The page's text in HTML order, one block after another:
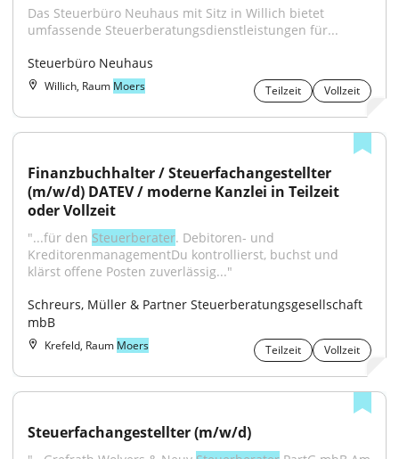
Das Steuerbüro Neuhaus mit Sitz in Willich bietet
umfassende Steuerberatungsdienstleistungen für...
Steuerbüro Neuhaus
Willich, Raum Moers Teilzeit Vollzeit
Finanzbuchhalter / Steuerfachangestellter
(m/w/d) DATEV / moderne Kanzlei in Teilzeit
oder Vollzeit
"...für den Steuerberater. Debitoren- und
KreditorenmanagementDu kontrollierst, buchst und
klärst offene Posten zuverlässig..."
Schreurs, Müller & Partner Steuerberatungsgesellschaft
mbB
Krefeld, Raum Moers Teilzeit Vollzeit
Steuerfachangestellter (m/w/d)